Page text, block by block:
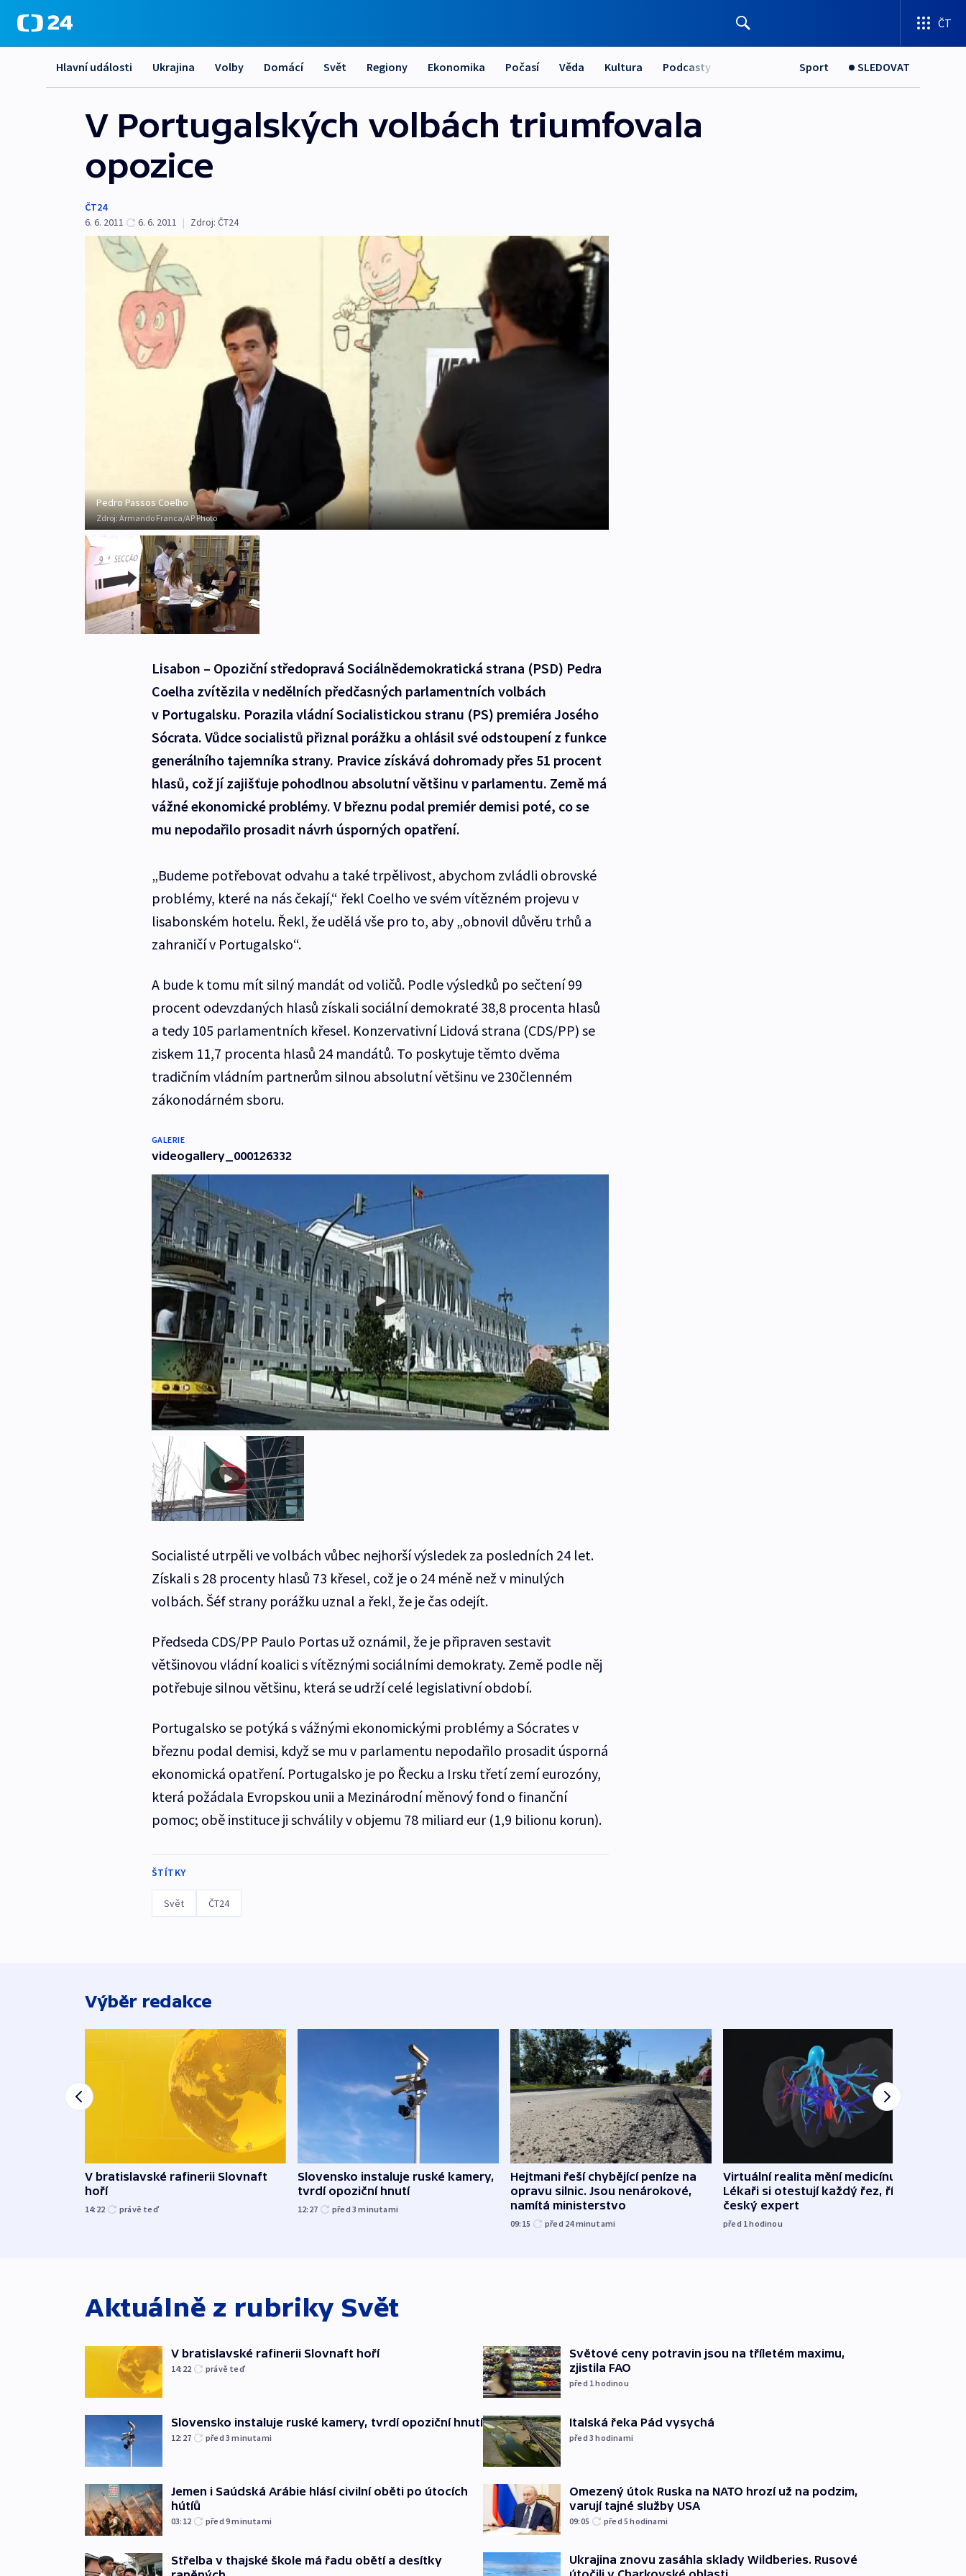
ČT
Hlavní události Ukrajina Volby Domácí Svět Regiony Ekonomika Počasí Věda Kultura Podcasty Sport SLEDOVAT
V Portugalských volbách triumfovala
opozice
ČT24
6. 6. 2011
6. 6. 2011 | Zdroj: ČT24
Pedro Passos Coelho
Zdroj:Armando Franca/AP Photo
Lisabon – Opoziční středopravá Sociálnědemokratická strana (PSD) Pedra
Coelha zvítězila v nedělních předčasných parlamentních volbách
v Portugalsku. Porazila vládní Socialistickou stranu (PS) premiéra Josého
Sócrata. Vůdce socialistů přiznal porážku a ohlásil své odstoupení z funkce
generálního tajemníka strany. Pravice získává dohromady přes 51 procent
hlasů, což jí zajišťuje pohodlnou absolutní většinu v parlamentu. Země má
vážné ekonomické problémy. V březnu podal premiér demisi poté, co se
mu nepodařilo prosadit návrh úsporných opatření.
„Budeme potřebovat odvahu a také trpělivost, abychom zvládli obrovské
problémy, které na nás čekají,“ řekl Coelho ve svém vítězném projevu v
lisabonském hotelu. Řekl, že udělá vše pro to, aby „obnovil důvěru trhů a
zahraničí v Portugalsko“.
A bude k tomu mít silný mandát od voličů. Podle výsledků po sečtení 99
procent odevzdaných hlasů získali sociální demokraté 38,8 procenta hlasů
a tedy 105 parlamentních křesel. Konzervativní Lidová strana (CDS/PP) se
ziskem 11,7 procenta hlasů 24 mandátů. To poskytuje těmto dvěma
tradičním vládním partnerům silnou absolutní většinu ve 230členném
zákonodárném sboru.
GALERIE
videogallery_000126332
Socialisté utrpěli ve volbách vůbec nejhorší výsledek za posledních 24 let.
Získali s 28 procenty hlasů 73 křesel, což je o 24 méně než v minulých
volbách. Šéf strany porážku uznal a řekl, že je čas odejít.
Předseda CDS/PP Paulo Portas už oznámil, že je připraven sestavit
většinovou vládní koalici s vítěznými sociálními demokraty. Země podle něj
potřebuje silnou většinu, která se udrží celé legislativní období.
Portugalsko se potýká s vážnými ekonomickými problémy a Sócrates v
březnu podal demisi, když se mu v parlamentu nepodařilo prosadit úsporná
ekonomická opatření. Portugalsko je po Řecku a Irsku třetí zemí eurozóny,
která požádala Evropskou unii a Mezinárodní měnový fond o finanční
pomoc; obě instituce ji schválily v objemu 78 miliard eur (1,9 bilionu korun).
ŠTÍTKY
Svět ČT24
Výběr redakce
V bratislavské rafinerii Slovnaft
hoří
14:22 právě teď
Slovensko instaluje ruské kamery,
tvrdí opoziční hnutí
12:27 před 3minutami
Hejtmani řeší chybějící peníze na
opravu silnic. Jsou nenárokové,
namítá ministerstvo
09:15 před 24minutami
Virtuální realita mění medicínu.
Lékaři si otestují každý řez, říká
český expert
před 1hodinou
Aktuálně z rubriky Svět
V bratislavské rafinerii Slovnaft hoří
14:22 právě teď
Slovensko instaluje ruské kamery, tvrdí opoziční hnutí
12:27 před 3minutami
Jemen i Saúdská Arábie hlásí civilní oběti po útocích
hútíů
03:12 před 9minutami
Střelba v thajské škole má řadu obětí a desítky
Světové ceny potravin jsou na tříletém maximu,
zjistila FAO
před 1hodinou
Italská řeka Pád vysychá
před 3hodinami
Omezený útok Ruska na NATO hrozí už na podzim,
varují tajné služby USA
09:05 před 5hodinami
Ukrajina znovu zasáhla sklady Wildberies. Rusové